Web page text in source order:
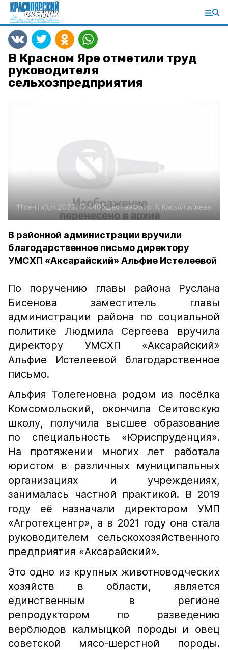
В Красном Яре отметили труд
руководителя
сельхозпредприятия
11 сентября 2023, 17:44ОбществоФото: А. Касымгалиева
В районной администрации вручили
благодарственное письмо директору
УМСХП «Аксарайский» Альфие Истелеевой
По поручению главы района Руслана
Бисенова заместитель главы
администрации района по социальной
политике Людмила Сергеева вручила
директору УМСХП «Аксарайский»
Альфие Истелеевой благодарственное
письмо.
Альфия Толегеновна родом из посёлка
Комсомольский, окончила Сеитовскую
школу, получила высшее образование
по специальность «Юриспруденция».
На протяжении многих лет работала
юристом в различных муниципальных
организациях и учреждениях,
занималась частной практикой. В 2019
году её назначали директором УМП
«Агротехцентр», а в 2021 году она стала
руководителем сельскохозяйственного
предприятия «Аксарайский».
Это одно из крупных животноводческих
хозяйств в области, является
единственным в регионе
репродуктором по разведению
верблюдов калмыцкой породы и овец
советской мясо-шерстной породы.